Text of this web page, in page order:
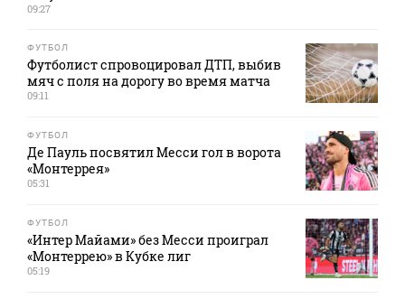
09:27
ФУТБОЛ
Футболист спровоцировал ДТП, выбив
мяч с поля на дорогу во время матча
09:11
ФУТБОЛ
Де Пауль посвятил Месси гол в ворота
«Монтеррея»
05:31
ФУТБОЛ
«Интер Майами» без Месси проиграл
«Монтеррею» в Кубке лиг
05:19